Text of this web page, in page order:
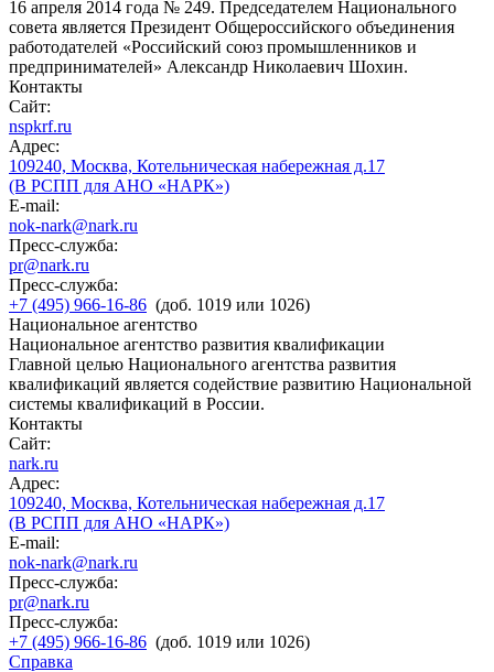
16 апреля 2014 года № 249. Председателем Национального
совета является Президент Общероссийского объединения
работодателей «Российский союз промышленников и
предпринимателей» Александр Николаевич Шохин.
Контакты
Сайт:
nspkrf.ru
Адрес:
109240, Москва, Котельническая набережная д.17
(В РСПП для АНО «НАРК»)
E-mail:
nok-nark@nark.ru
Пресс-служба:
pr@nark.ru
Пресс-служба:
+7 (495) 966-16-86 (доб. 1019 или 1026)
Национальное агентство
Национальное агентство развития квалификации
Главной целью Национального агентства развития
квалификаций является содействие развитию Национальной
системы квалификаций в России.
Контакты
Сайт:
nark.ru
Адрес:
109240, Москва, Котельническая набережная д.17
(В РСПП для АНО «НАРК»)
E-mail:
nok-nark@nark.ru
Пресс-служба:
pr@nark.ru
Пресс-служба:
+7 (495) 966-16-86 (доб. 1019 или 1026)
Справка